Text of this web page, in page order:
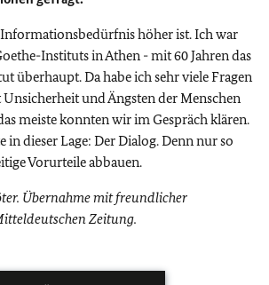
Informationsbedürfnis höher ist. Ich war
Instituts in Athen - mit 60 Jahren das
überhaupt. Da habe ich sehr viele Fragen
und Ängsten der Menschen
meiste konnten wir im Gespräch klären.
in dieser Lage: Der Dialog. Denn nur so
Vorurteile abbauen.
Übernahme mit freundlicher
Zeitung.